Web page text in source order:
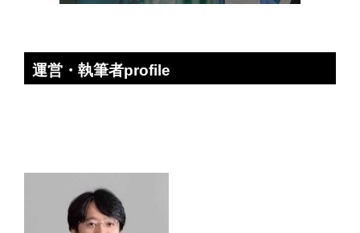
運営・執筆者profile